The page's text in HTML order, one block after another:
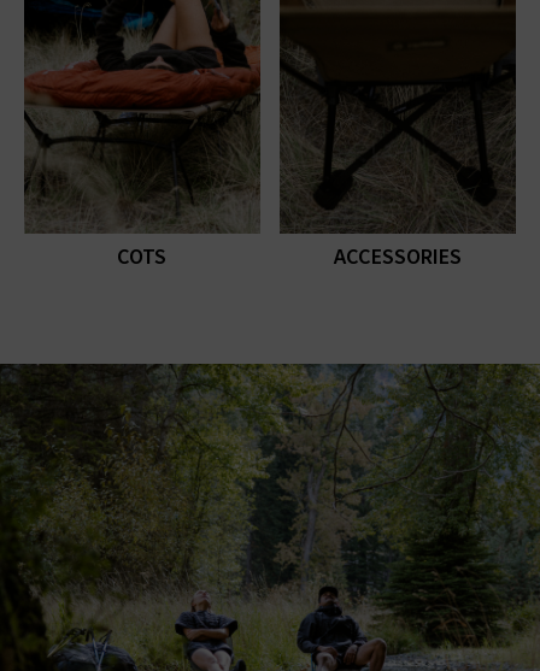
COTS ACCESSORIES